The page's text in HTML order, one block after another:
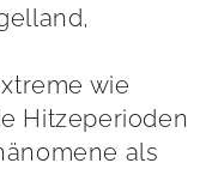
wie
Hitzeperioden
als